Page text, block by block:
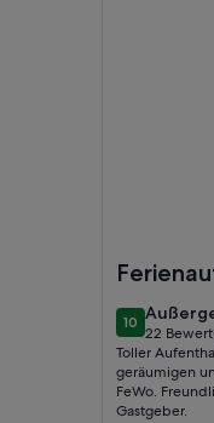
1010 von 10
22
(22
Toller
geräumigen
FeWo.
Gastgeber.